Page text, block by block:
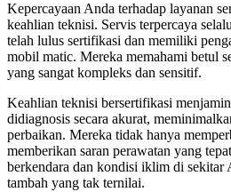
Kepercayaan Anda terhadap layanan
keahlian teknisi. Servis terpercaya
telah lulus sertifikasi dan memiliki
mobil matic. Mereka memahami betul
yang sangat kompleks dan sensitif.
Keahlian teknisi bersertifikasi
didiagnosis secara akurat,
perbaikan. Mereka tidak hanya
memberikan saran perawatan yang
berkendara dan kondisi iklim di sekitar
tambah yang tak ternilai.